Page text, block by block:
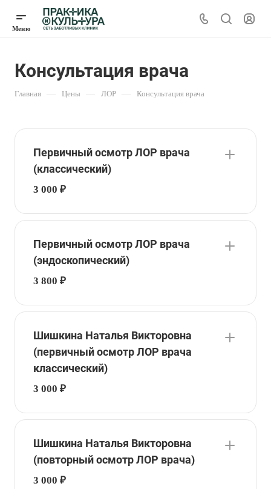
Консультация врача
Главная — Цены — ЛОР — Консультация врача
Первичный осмотр ЛОР врача
(классический)
3 000 ₽
Первичный осмотр ЛОР врача
(эндоскопический)
3 800 ₽
Шишкина Наталья Викторовна
(первичный осмотр ЛОР врача
классический)
3 000 ₽
Шишкина Наталья Викторовна
(повторный осмотр ЛОР врача)
3 000 ₽